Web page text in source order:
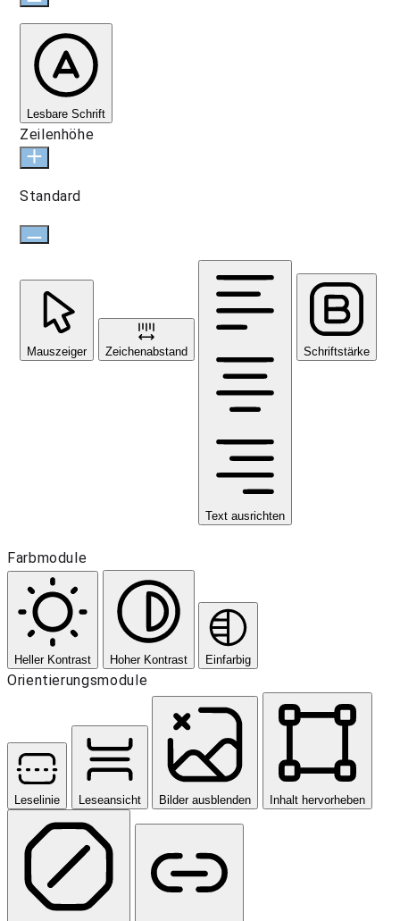
Lesbare Schrift
Zeilenhöhe
Standard
Mauszeiger Zeichenabstand
Text ausrichten
Schriftstärke
Farbmodule
Heller Kontrast Hoher Kontrast Einfarbig
Orientierungsmodule
Leselinie Leseansicht Bilder ausblenden Inhalt hervorheben